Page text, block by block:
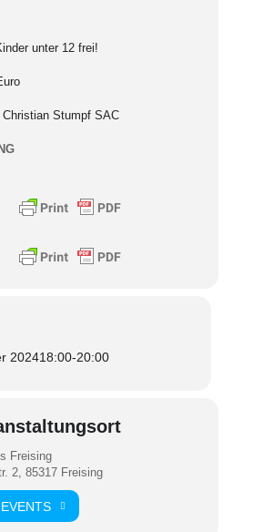
unter 12 frei!
Christian Stumpf SAC
202418:00-20:00
Freising
2, 85317 Freising